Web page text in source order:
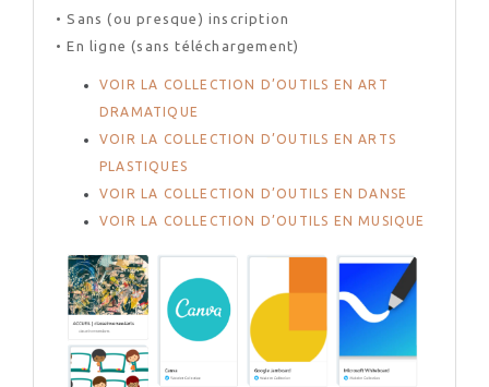
• Sans (ou presque) inscription
• En ligne (sans téléchargement)
VOIR LA COLLECTION D’OUTILS EN ART
DRAMATIQUE
VOIR LA COLLECTION D’OUTILS EN ARTS
PLASTIQUES
VOIR LA COLLECTION D’OUTILS EN DANSE
VOIR LA COLLECTION D’OUTILS EN MUSIQUE